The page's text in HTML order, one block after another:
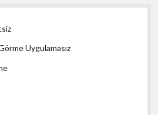
Uygulamasız